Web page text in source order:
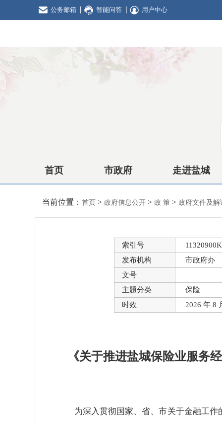
公务邮箱 智能问答 用户中心
首页 市政府 走进盐城
当前位置： 首页 > 政府信息公开 > 政 策 > 政府文件及
索引号
发布机构
市政府办
文号
主题分类
保险
时效
2026 年 8
《关于推进盐城保险业服务
为深入贯彻国家、省、市关于金融工